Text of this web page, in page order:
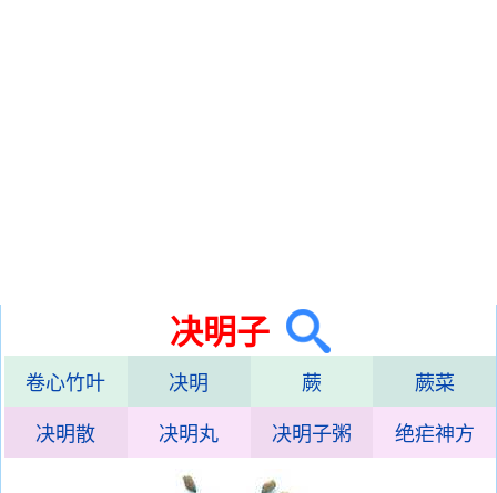
决明子
卷心竹叶 决明 蕨 蕨菜
决明散 决明丸 决明子粥 绝疟神方